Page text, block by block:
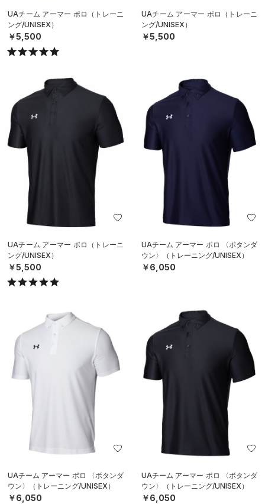
UAチーム アーマー ポロ（トレーニ
ング/UNISEX）
￥5,500
UAチーム アーマー ポロ（トレーニ
ング/UNISEX）
￥5,500
UAチーム アーマー ポロ（トレーニ
ング/UNISEX）
￥5,500
UAチーム アーマー ポロ 〈ボタンダ
ウン〉（トレーニング/UNISEX）
￥6,050
UAチーム アーマー ポロ 〈ボタンダ
ウン〉（トレーニング/UNISEX）
￥6,050
UAチーム アーマー ポロ 〈ボタンダ
ウン〉（トレーニング/UNISEX）
￥6,050